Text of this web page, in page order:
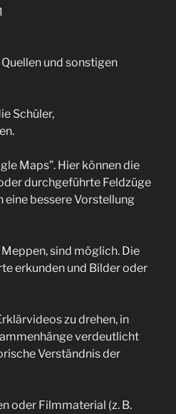
und sonstigen
Schüler,
Maps”. Hier können die
durchgeführte Feldzüge
bessere Vorstellung
sind möglich. Die
erkunden und Bilder oder
zu drehen, in
verdeutlicht
Verständnis der
oder Filmmaterial (z. B.